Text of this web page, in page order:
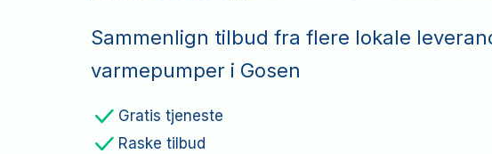
Sammenlign tilbud fra flere lokale
varmepumper i Gosen
Gratis tjeneste
Raske tilbud